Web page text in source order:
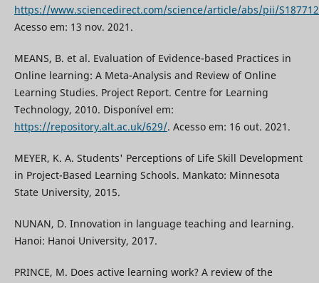
https://www.sciencedirect.com/science/article/abs/pii/
Acesso em: 13 nov. 2021.
MEANS, B. et al. Evaluation of Evidence-based Practices in
Online learning: A Meta-Analysis and Review of Online
Learning Studies. Project Report. Centre for Learning
Technology, 2010. Disponível em:
https://repository.alt.ac.uk/629/. Acesso em: 16 out. 2021.
MEYER, K. A. Students' Perceptions of Life Skill Development
in Project-Based Learning Schools. Mankato: Minnesota
State University, 2015.
NUNAN, D. Innovation in language teaching and learning.
Hanoi: Hanoi University, 2017.
PRINCE, M. Does active learning work? A review of the